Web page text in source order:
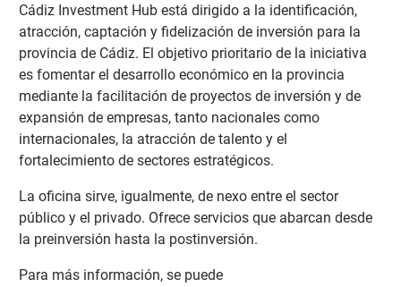
Cádiz Investment Hub está dirigido a la identificación,
atracción, captación y fidelización de inversión para la
provincia de Cádiz. El objetivo prioritario de la iniciativa
es fomentar el desarrollo económico en la provincia
mediante la facilitación de proyectos de inversión y de
expansión de empresas, tanto nacionales como
internacionales, la atracción de talento y el
fortalecimiento de sectores estratégicos.
La oficina sirve, igualmente, de nexo entre el sector
público y el privado. Ofrece servicios que abarcan desde
la preinversión hasta la postinversión.
Para más información, se puede